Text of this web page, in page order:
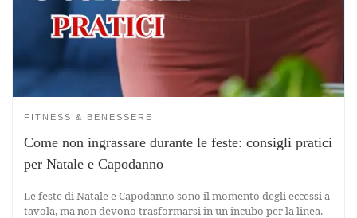
FITNESS & BENESSERE
Come non ingrassare durante le feste: consigli pratici
per Natale e Capodanno
Le feste di Natale e Capodanno sono il momento degli eccessi a
tavola, ma non devono trasformarsi in un incubo per la linea.